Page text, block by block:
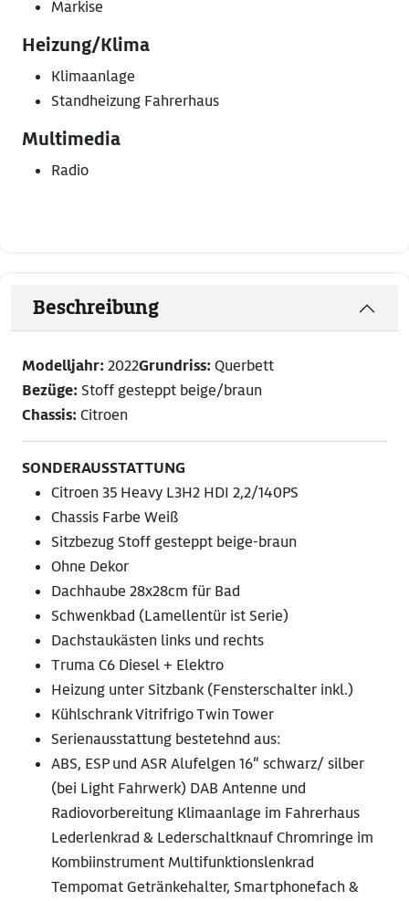
Markise
Heizung/Klima
Klimaanlage
Standheizung Fahrerhaus
Multimedia
Radio
Beschreibung
Modelljahr: 2022Grundriss: Querbett
Bezüge: Stoff gesteppt beige/braun
Chassis: Citroen
SONDERAUSSTATTUNG
Citroen 35 Heavy L3H2 HDI 2,2/140PS
Chassis Farbe Weiß
Sitzbezug Stoff gesteppt beige-braun
Ohne Dekor
Dachhaube 28x28cm für Bad
Schwenkbad (Lamellentür ist Serie)
Dachstaukästen links und rechts
Truma C6 Diesel + Elektro
Heizung unter Sitzbank (Fensterschalter inkl.)
Kühlschrank Vitrifrigo Twin Tower
Serienausstattung bestetehnd aus:
ABS, ESP und ASR Alufelgen 16“ schwarz/ silber
(bei Light Fahrwerk) DAB Antenne und
Radiovorbereitung Klimaanlage im Fahrerhaus
Lederlenkrad & Lederschaltknauf Chromringe im
Kombiinstrument Multifunktionslenkrad
Tempomat Getränkehalter, Smartphonefach &